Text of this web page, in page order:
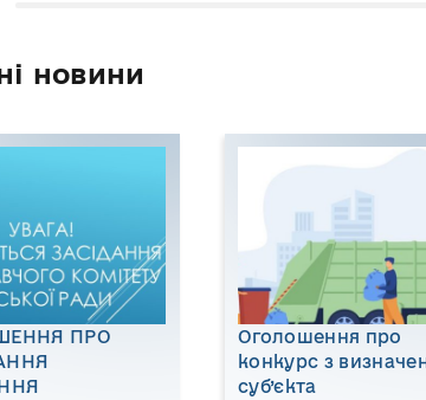
новини
ПРО
Оголошення про
конкурс з
суб’єкта